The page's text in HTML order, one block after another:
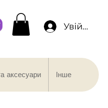
Увійти
аксесуари Інше